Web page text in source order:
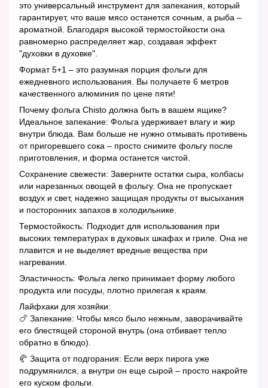
это универсальный инструмент для запекания, который
гарантирует, что ваше мясо останется сочным, а рыба –
ароматной. Благодаря высокой термостойкости она
равномерно распределяет жар, создавая эффект
"духовки в духовке".
Формат 5+1 – это разумная порция фольги для
ежедневного использования. Вы получаете 6 метров
качественного алюминия по цене пяти!
Почему фольга Chisto должна быть в вашем ящике?
Идеальное запекание: Фольга удерживает влагу и жир
внутри блюда. Вам больше не нужно отмывать противень
от пригоревшего сока – просто снимите фольгу после
приготовления, и форма останется чистой.
Сохранение свежести: Заверните остатки сыра, колбасы
или нарезанных овощей в фольгу. Она не пропускает
воздух и свет, надежно защищая продукты от высыхания
и посторонних запахов в холодильнике.
Термостойкость: Подходит для использования при
высоких температурах в духовых шкафах и гриле. Она не
плавится и не выделяет вредные вещества при
нагревании.
Эластичность: Фольга легко принимает форму любого
продукта или посуды, плотно прилегая к краям.
Лайфхаки для хозяйки:
🍗 Запекание: Чтобы мясо было нежным, заворачивайте
его блестящей стороной внутрь (она отбивает тепло
обратно в блюдо).
🥐 Защита от подгорания: Если верх пирога уже
подрумянился, а внутри он еще сырой – просто накройте
его куском фольги.